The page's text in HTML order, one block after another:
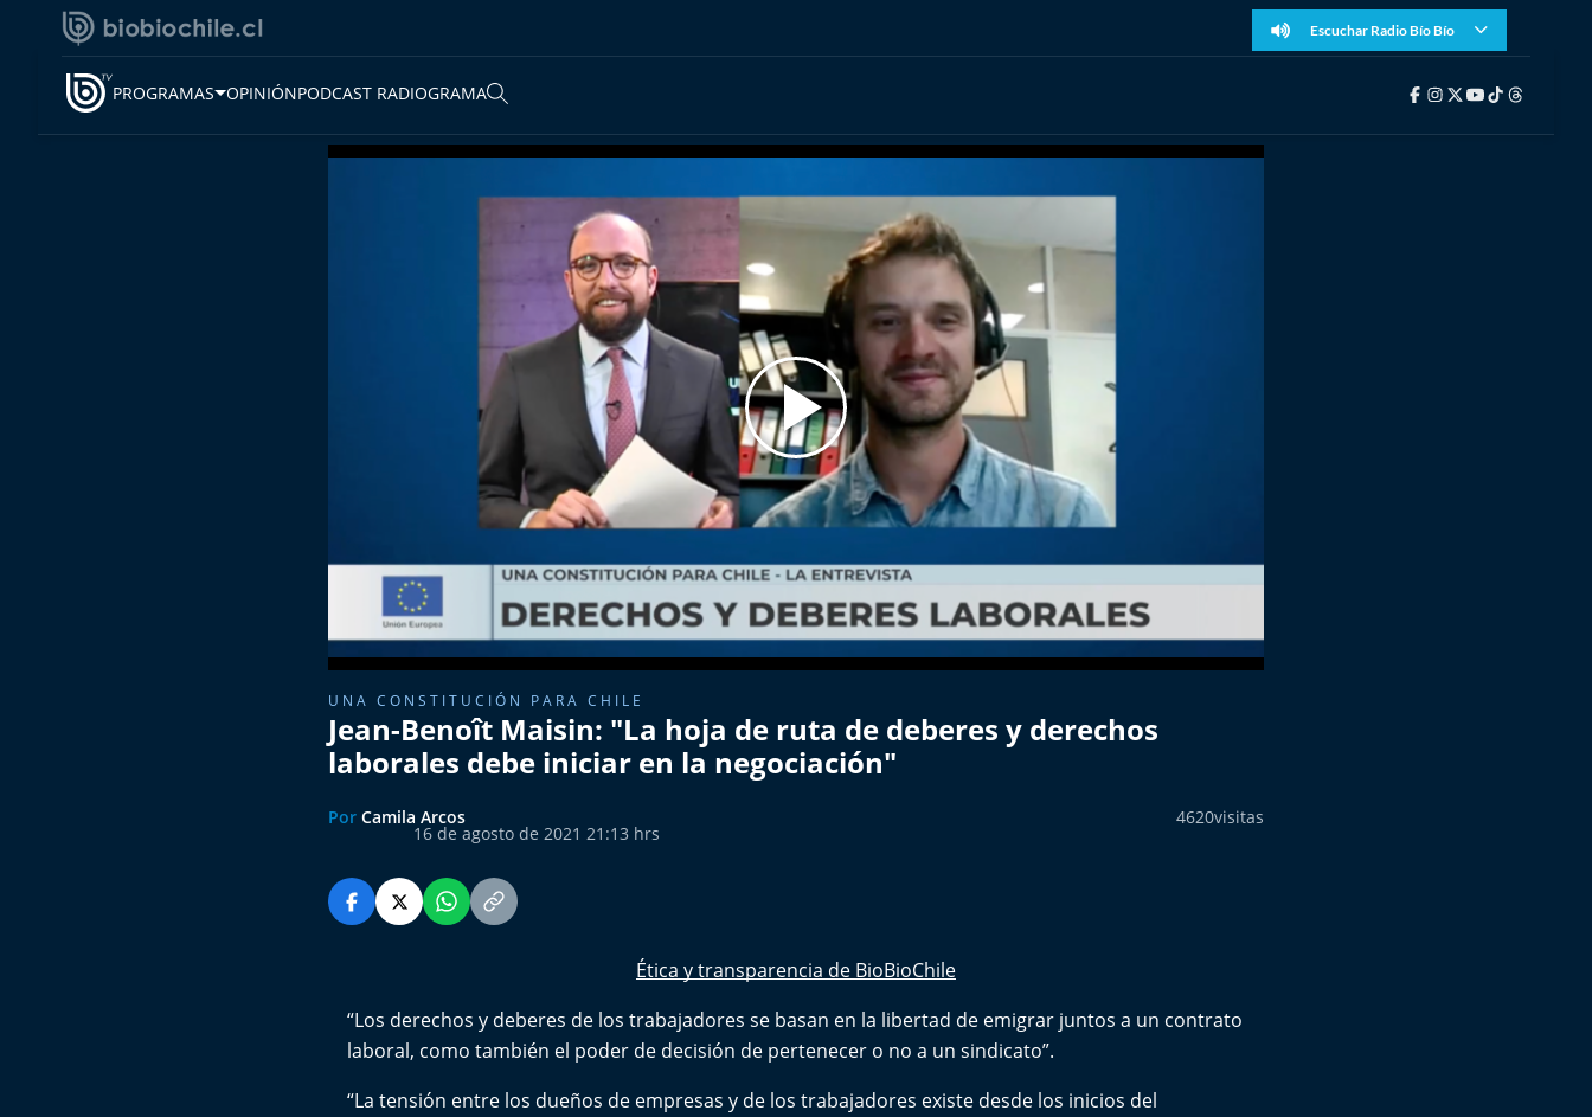
Escuchar Radio Bío Bío
PROGRAMAS OPINIÓNPODCAST RADIOGRAMA
UNA CONSTITUCIÓN PARA CHILE
Jean-Benoît Maisin: "La hoja de ruta de deberes y derechos
laborales debe iniciar en la negociación"
Por Camila Arcos
16 de agosto de 2021 21:13 hrs
4620visitas
Ética y transparencia de BioBioChile
“Los derechos y deberes de los trabajadores se basan en la libertad de emigrar juntos a un contrato
laboral, como también el poder de decisión de pertenecer o no a un sindicato”.
“La tensión entre los dueños de empresas y de los trabajadores existe desde los inicios del